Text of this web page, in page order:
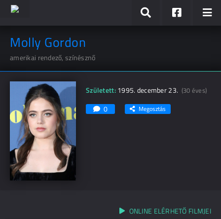
Molly Gordon
amerikai rendező, színésznő
Született:1995. december 23. (30 éves)
0 Megosztás
ONLINE ELÉRHETŐ FILMJEI